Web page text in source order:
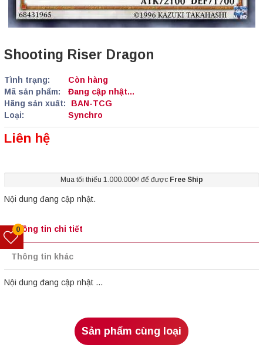
Shooting Riser Dragon
Tình trạng:
Còn hàng
Mã sản phẩm:
Đang cập nhật...
Hãng sản xuất:
BAN-TCG
Loại:
Synchro
Liên hệ
Mua tối thiểu 1.000.000₫ để được Free Ship
Nội dung đang cập nhật.
Thông tin chi tiết
Thông tin khác
Nội dung đang cập nhật ...
Sản phẩm cùng loại
0